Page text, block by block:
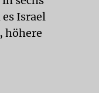
Israel
höhere